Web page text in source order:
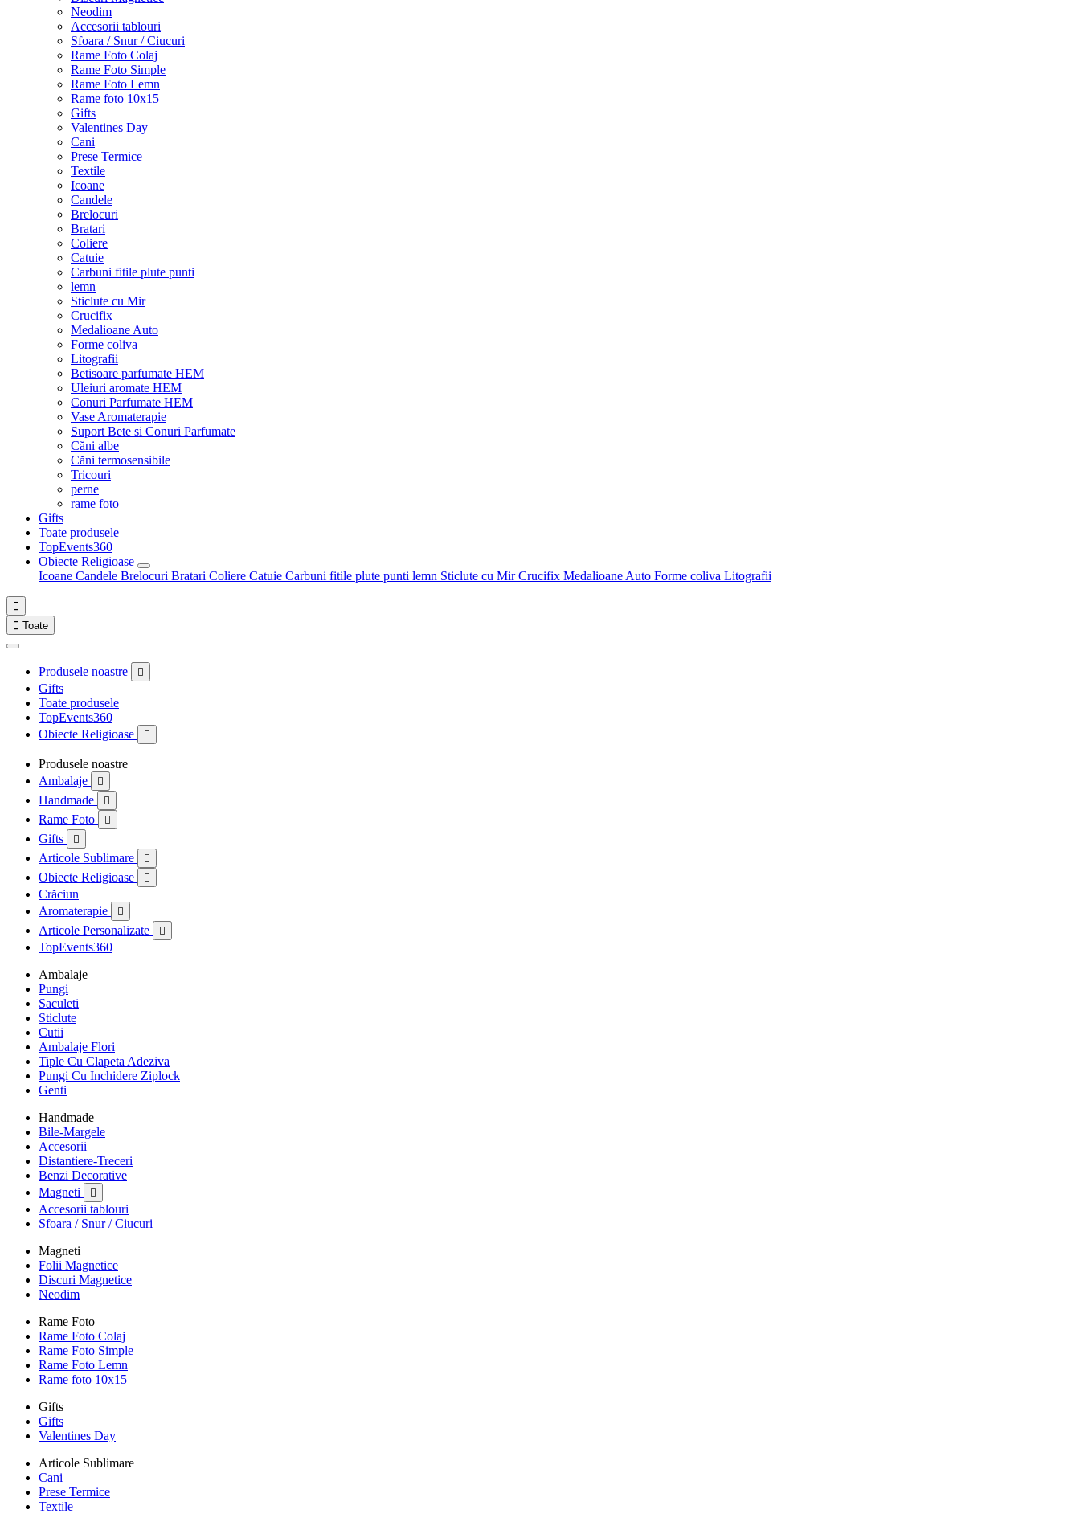
Neodim
Accesorii tablouri
Sfoara / Snur / Ciucuri
Rame Foto Colaj
Rame Foto Simple
Rame Foto Lemn
Rame foto 10x15
Gifts
Valentines Day
Cani
Prese Termice
Textile
Icoane
Candele
Brelocuri
Bratari
Coliere
Catuie
Carbuni fitile plute punti
lemn
Sticlute cu Mir
Crucifix
Medalioane Auto
Forme coliva
Litografii
Betisoare parfumate HEM
Uleiuri aromate HEM
Conuri Parfumate HEM
Vase Aromaterapie
Suport Bete si Conuri Parfumate
Căni albe
Căni termosensibile
Tricouri
perne
rame foto
Gifts
Toate produsele
TopEvents360
Obiecte Religioase
Icoane Candele Brelocuri Bratari Coliere Catuie Carbuni fitile plute punti lemn Sticlute cu MirCrucifix Medalioane Auto Forme coliva Litografii

 Toate
Produsele noastre 
Gifts
Toate produsele
TopEvents360
Obiecte Religioase

Produsele noastre
Ambalaje

Handmade 
Rame Foto 
Gifts 
Articole Sublimare 
Obiecte Religioase 
Crăciun
Aromaterapie

Articole Personalizate 
TopEvents360
Ambalaje
Pungi
Saculeti
Sticlute
Cutii
Ambalaje Flori
Tiple Cu Clapeta Adeziva
Pungi Cu Inchidere Ziplock
Genti
Handmade
Bile-Margele
Accesorii
Distantiere-Treceri
Benzi Decorative
Magneti

Accesorii tablouri
Sfoara / Snur / Ciucuri
Magneti
Folii Magnetice
Discuri Magnetice
Neodim
Rame Foto
Rame Foto Colaj
Rame Foto Simple
Rame Foto Lemn
Rame foto 10x15
Gifts
Gifts
Valentines Day
Articole Sublimare
Cani
Prese Termice
Textile